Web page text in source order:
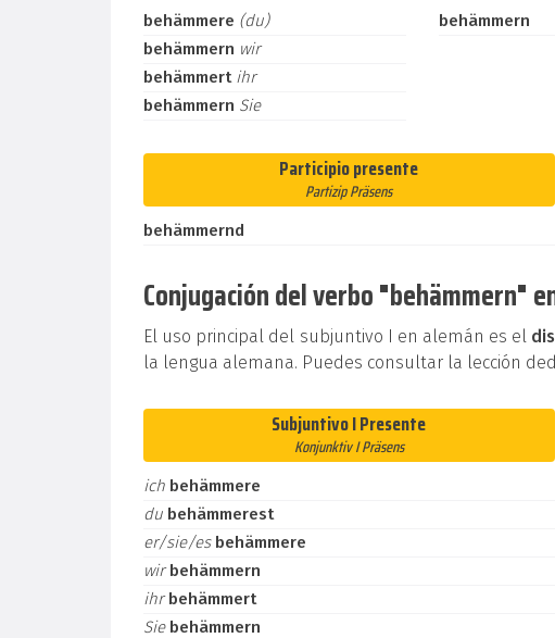
behämmere (du)
behämmern wir
behämmert ihr
behämmern Sie
behämmern
Participio presente
Partizip Präsens
behämmernd
Conjugación del verbo "behämmern"
El uso principal del subjuntivo I en alemán es el
la lengua alemana. Puedes consultar la lección
Subjuntivo I Presente
Konjunktiv I Präsens
ich behämmere
du behämmerest
er/sie/es behämmere
wirbehämmern
ihrbehämmert
Sie behämmern